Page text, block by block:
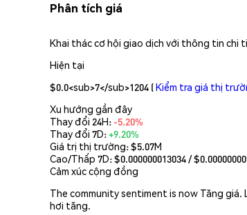
Phân tích giá
Khai thác cơ hội giao dịch với thông tin chi
Hiện tại
$0.0<sub>7</sub>1204 (Kiểm tra giá thị
Xu hướng gần đây
Thay đổi 24H: -5.20%
Thay đổi 7D:+9.20%
Giá trị thị trường:$5.07M
Cao/Thấp 7D: $0.000000013034 / $
Cảm xúc cộng đồng
The community sentiment is now Tăng giá.
hơi tăng.